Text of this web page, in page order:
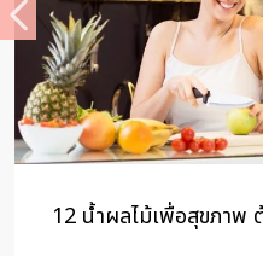
12 น้ำผลไม้เพื่อสุขภาพ